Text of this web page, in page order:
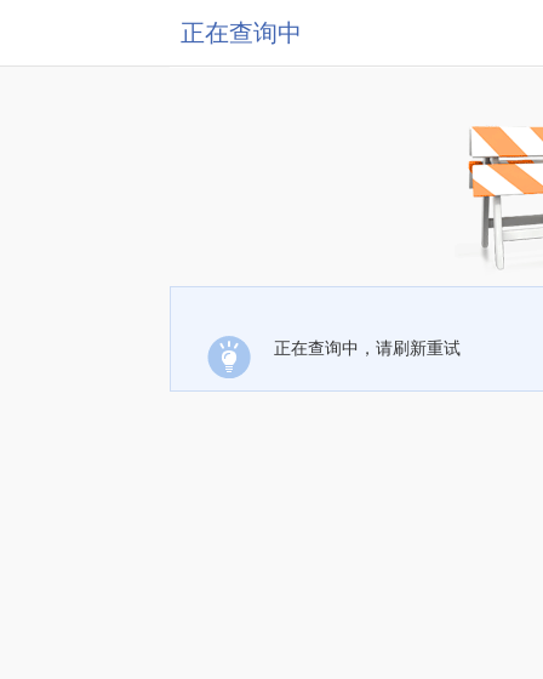
正在查询中
正在查询中，请刷新重试